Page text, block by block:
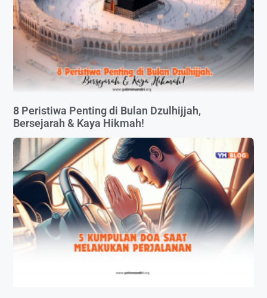
8 Peristiwa Penting di Bulan Dzulhijjah,
Bersejarah & Kaya Hikmah!